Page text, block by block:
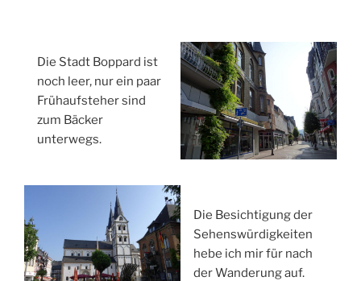
Die Stadt Boppard ist
noch leer, nur ein paar
Frühaufsteher sind
zum Bäcker
unterwegs.
Die Besichtigung der
Sehenswürdigkeiten
hebe ich mir für nach
der Wanderung auf.